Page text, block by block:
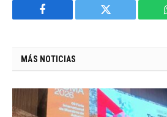
Facebook Twitter
MÁS NOTICIAS